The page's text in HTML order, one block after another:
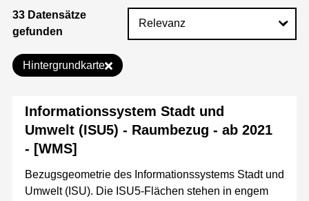
33 Datensätze
gefunden
Hintergrundkarte
Informationssystem Stadt und
Umwelt (ISU5) - Raumbezug - ab 2021
- [WMS]
Bezugsgeometrie des Informationssystems Stadt und
Umwelt (ISU). Die ISU5-Flächen stehen in engem